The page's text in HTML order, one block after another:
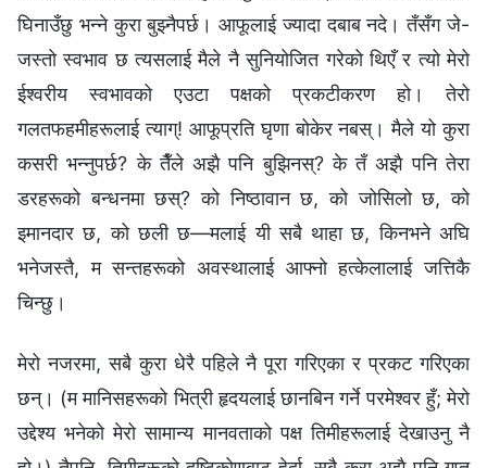
घिनाउँछु भन्‍ने कुरा बुझ्नैपर्छ। आफूलाई ज्यादा दबाब नदे। तँसँग जे-
जस्तो स्वभाव छ त्यसलाई मैले नै सुनियोजित गरेको थिएँ र त्यो मेरो
ईश्‍वरीय स्वभावको एउटा पक्षको प्रकटीकरण हो। तेरो
गलतफहमीहरूलाई त्याग्! आफूप्रति घृणा बोकेर नबस्। मैले यो कुरा
कसरी भन्‍नुपर्छ? के तैँले अझै पनि बुझिनस्? के तँ अझै पनि तेरा
डरहरूको बन्धनमा छस्? को निष्ठावान छ, को जोसिलो छ, को
इमानदार छ, को छली छ—मलाई यी सबै थाहा छ, किनभने अघि
भनेजस्तै, म सन्तहरूको अवस्थालाई आफ्नो हत्केलालाई जत्तिकै
चिन्छु।
मेरो नजरमा, सबै कुरा धेरै पहिले नै पूरा गरिएका र प्रकट गरिएका
छन्। (म मानिसहरूको भित्री हृदयलाई छानबिन गर्ने परमेश्‍वर हुँ; मेरो
उद्देश्य भनेको मेरो सामान्य मानवताको पक्ष तिमीहरूलाई देखाउनु नै